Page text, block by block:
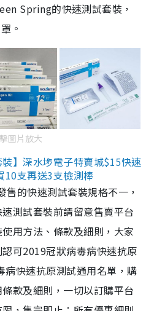
Spring的快速測試套裝，
。
圖片放大
】深水埗電子特賣城$15快速
10支再送3支檢測棒
售的快速測試套裝規格不一，
測試套裝前請留意售賣平台
用方法、條款及細則，大家
可2019冠狀病毒病快速抗原
快速抗原測試通用名單，購
款及細則，一切以訂購平台